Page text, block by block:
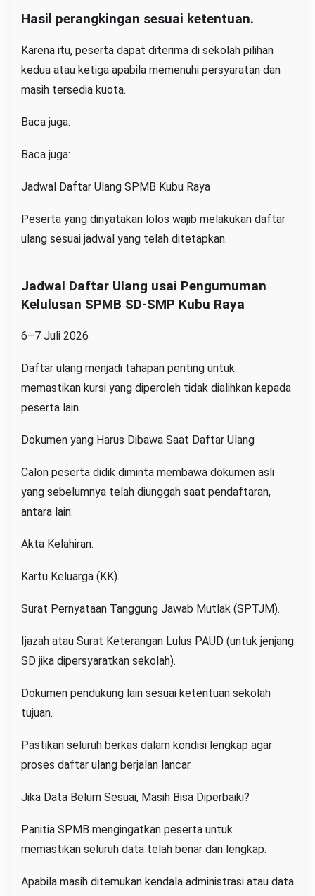
Hasil perangkingan sesuai ketentuan.
Karena itu, peserta dapat diterima di sekolah pilihan
kedua atau ketiga apabila memenuhi persyaratan dan
masih tersedia kuota.
Baca juga:
Baca juga:
Jadwal Daftar Ulang SPMB Kubu Raya
Peserta yang dinyatakan lolos wajib melakukan daftar
ulang sesuai jadwal yang telah ditetapkan.
Jadwal Daftar Ulang usai Pengumuman
Kelulusan SPMB SD-SMP Kubu Raya
6–7 Juli 2026
Daftar ulang menjadi tahapan penting untuk
memastikan kursi yang diperoleh tidak dialihkan kepada
peserta lain.
Dokumen yang Harus Dibawa Saat Daftar Ulang
Calon peserta didik diminta membawa dokumen asli
yang sebelumnya telah diunggah saat pendaftaran,
antara lain:
Akta Kelahiran.
Kartu Keluarga (KK).
Surat Pernyataan Tanggung Jawab Mutlak (SPTJM).
Ijazah atau Surat Keterangan Lulus PAUD (untuk jenjang
SD jika dipersyaratkan sekolah).
Dokumen pendukung lain sesuai ketentuan sekolah
tujuan.
Pastikan seluruh berkas dalam kondisi lengkap agar
proses daftar ulang berjalan lancar.
Jika Data Belum Sesuai, Masih Bisa Diperbaiki?
Panitia SPMB mengingatkan peserta untuk
memastikan seluruh data telah benar dan lengkap.
Apabila masih ditemukan kendala administrasi atau data